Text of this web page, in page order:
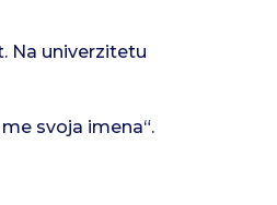
Na univerzitetu
svoja imena“.